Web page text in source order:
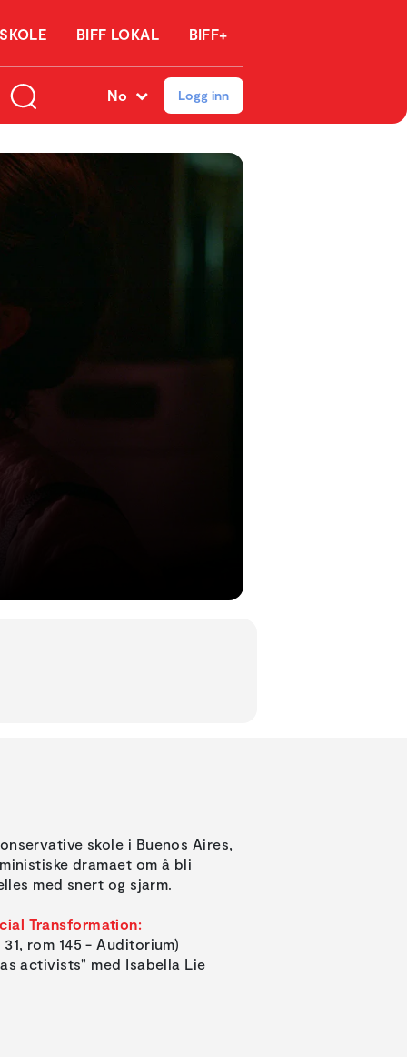
BIFF LOKAL BIFF+
No Logg inn
skole i Buenos Aires,
dramaet om å bli
med snert og sjarm.
Transformation:
rom 145 - Auditorium)
activists" med Isabella Lie